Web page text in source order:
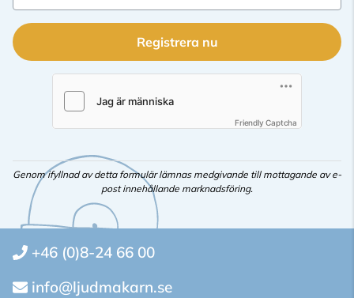
Registrera nu
Friendly Captcha
Genom ifyllnad av detta formulär lämnas medgivande till mottagande av e-
post innehållande marknadsföring.
+46 (0)8-24 66 00
info@ljudmakarn.se